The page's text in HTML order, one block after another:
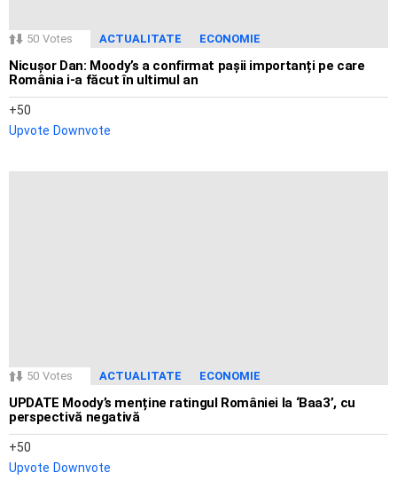
50 Votes ACTUALITATE ECONOMIE
Nicușor Dan: Moody’s a confirmat pașii importanți pe care
România i-a făcut în ultimul an
50
Upvote Downvote
50 Votes ACTUALITATE ECONOMIE
UPDATE Moody’s menține ratingul României la ‘Baa3’, cu
perspectivă negativă
50
Upvote Downvote